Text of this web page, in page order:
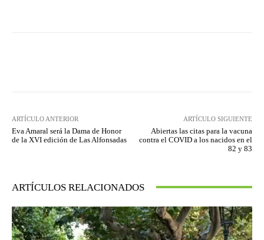
ARTÍCULO ANTERIOR
Eva Amaral será la Dama de Honor
de la XVI edición de Las Alfonsadas
ARTÍCULO SIGUIENTE
Abiertas las citas para la vacuna
contra el COVID a los nacidos en el
82 y 83
ARTÍCULOS RELACIONADOS